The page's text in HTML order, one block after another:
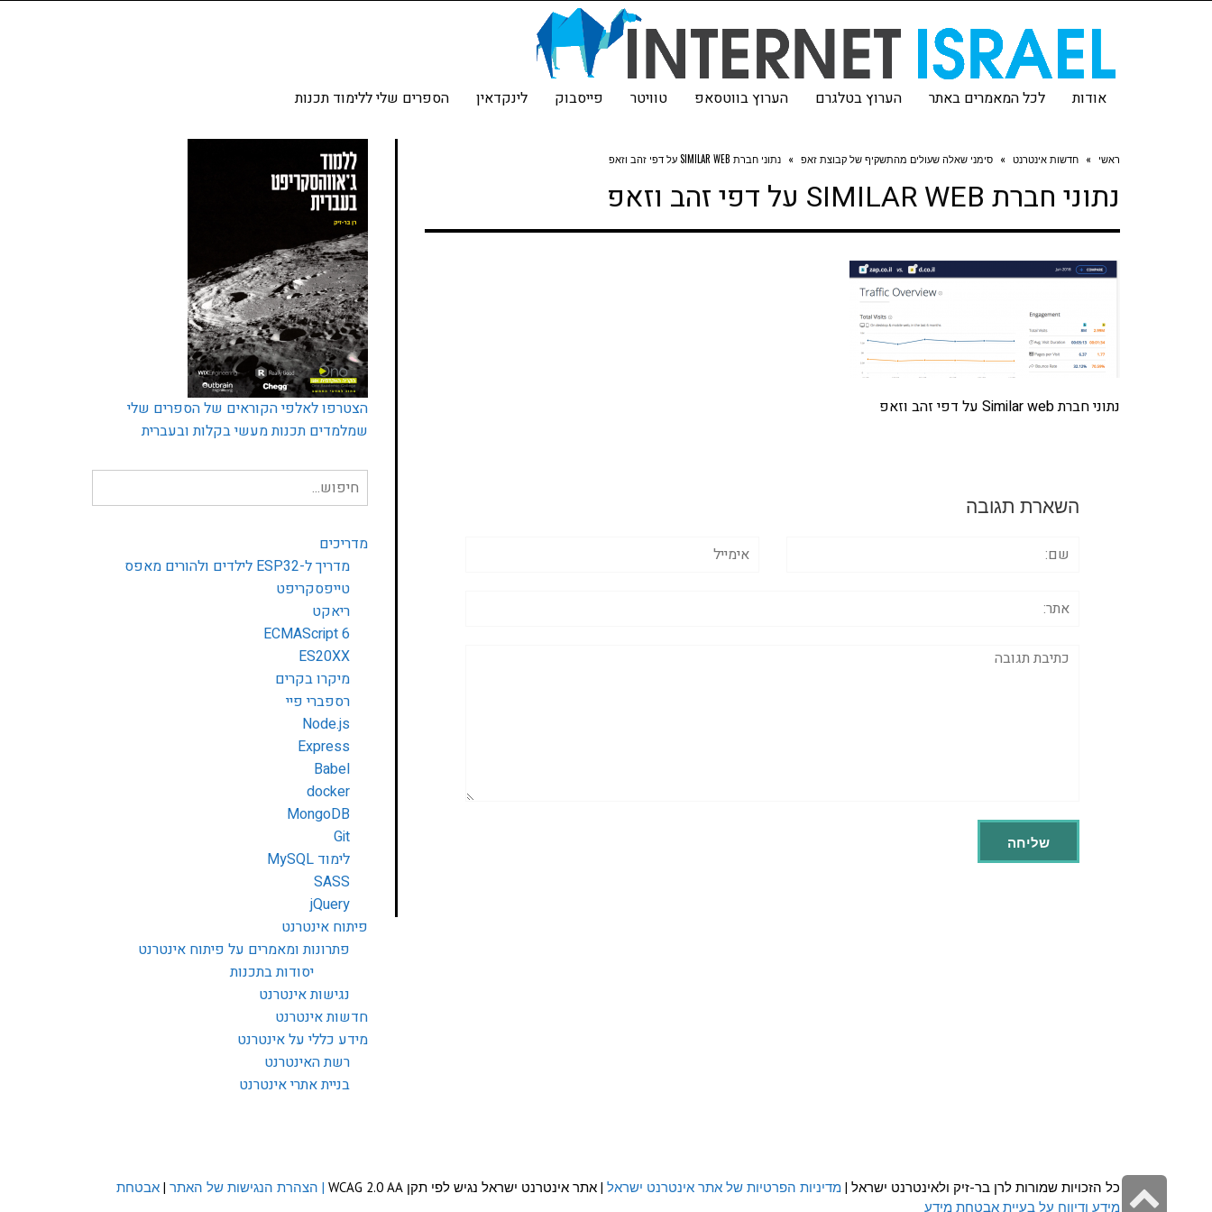
אודות לכל המאמרים באתר הערוץ בטלגרם הערוץ בווטסאפ טוויטר פייסבוק לינקדאין הספרים שלי ללימוד תכנות
ראשי » חדשות אינטרנט » סימני שאלה שעולים מהתשקיף של קבוצת זאפ » נתוני חברת SIMILAR WEB על דפי זהב וזאפ
נתוני חברת SIMILAR WEB על דפי זהב וזאפ
נתוני חברת Similar web על דפי זהב וזאפ
השארת תגובה
תגובה
הצטרפו לאלפי הקוראים של הספרים שלי
שמלמדים תכנות מעשי בקלות ובעברית
חיפוש
עבור:
מדריכים
מדריך ל-ESP32 לילדים ולהורים מאפס
טייפסקריפט
ריאקט
ECMAScript 6
ES20XX
מיקרו בקרים
רספברי פיי
Node.js
Express
Babel
docker
MongoDB
Git
לימוד MySQL
SASS
jQuery
פיתוח אינטרנט
פתרונות ומאמרים על פיתוח אינטרנט
יסודות בתכנות
נגישות אינטרנט
חדשות אינטרנט
מידע כללי על אינטרנט
רשת האינטרנט
בניית אתרי אינטרנט
כל הזכויות שמורות לרן בר-זיק ולאינטרנט ישראל | מדיניות הפרטיות של אתר אינטרנט ישראל | אתר אינטרנט ישראל נגיש לפי תקן WCAG 2.0 AA | הצהרת הנגישות של האתר | אבטחת
מידע ודיווח על בעיית אבטחת מידע
גלילה